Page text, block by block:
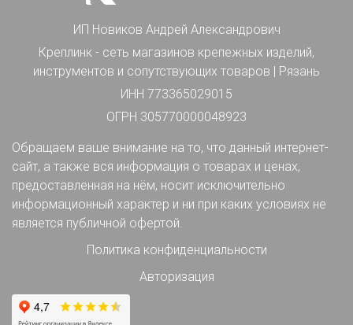
ИП Новиков Андрей Александрович
Креплинк - сеть магазинов крепежных изделий,
инструментов и сопутствующих товаров | Рязань
ИНН 773365029015
ОГРН 305770000048923
Обращаем ваше внимание на то, что данный интернет-
сайт, а также вся информация о товарах и ценах,
предоставленная на нём, носит исключительно
информационный характер и ни при каких условиях не
является публичной офертой.
Политика конфиденциальности
Авторизация